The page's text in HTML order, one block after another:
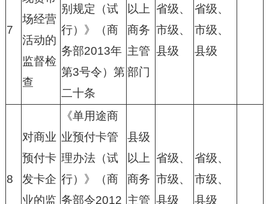
7
场经营
活动的
监督检
查
别规定（试
行）》（商
务部2013年
第3号令）第
二十条
以上
商务
主管
部门
省级、
市级、
县级
省级、
市级、
县级
8
对商业
预付卡
发卡企
业的监
《单用途商
业预付卡管
理办法（试
行）》（商
务部令2012
县级
以上
商务
主管
省级、
市级、
县级
省级、
市级、
县级